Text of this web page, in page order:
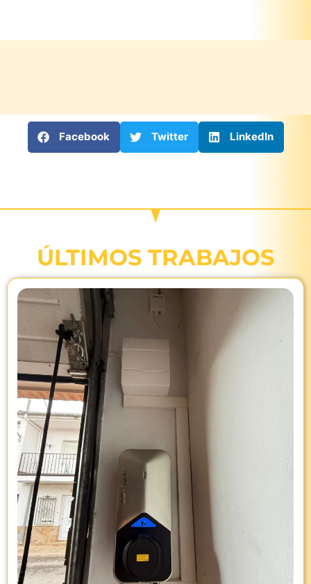
Facebook Twitter LinkedIn
ÚLTIMOS TRABAJOS